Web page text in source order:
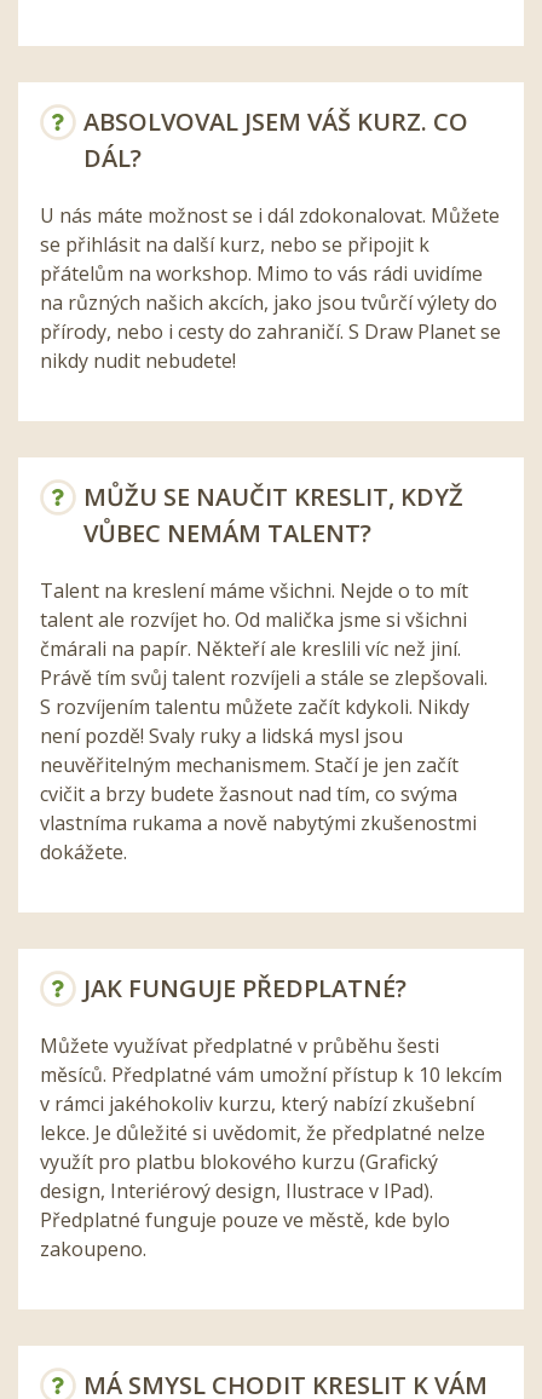
ABSOLVOVAL JSEM VÁŠ KURZ. CO
DÁL?
U nás máte možnost se i dál zdokonalovat. Můžete
se přihlásit na další kurz, nebo se připojit k
přátelům na workshop. Mimo to vás rádi uvidíme
na různých našich akcích, jako jsou tvůrčí výlety do
přírody, nebo i cesty do zahraničí. S Draw Planet se
nikdy nudit nebudete!
MŮŽU SE NAUČIT KRESLIT, KDYŽ
VŮBEC NEMÁM TALENT?
Talent na kreslení máme všichni. Nejde o to mít
talent ale rozvíjet ho. Od malička jsme si všichni
čmárali na papír. Někteří ale kreslili víc než jiní.
Právě tím svůj talent rozvíjeli a stále se zlepšovali.
S rozvíjením talentu můžete začít kdykoli. Nikdy
není pozdě! Svaly ruky a lidská mysl jsou
neuvěřitelným mechanismem. Stačí je jen začít
cvičit a brzy budete žasnout nad tím, co svýma
vlastníma rukama a nově nabytými zkušenostmi
dokážete.
JAK FUNGUJE PŘEDPLATNÉ?
Můžete využívat předplatné v průběhu šesti
měsíců. Předplatné vám umožní přístup k 10 lekcím
v rámci jakéhokoliv kurzu, který nabízí zkušební
lekce. Je důležité si uvědomit, že předplatné nelze
využít pro platbu blokového kurzu (Grafický
design, Interiérový design, Ilustrace v IPad).
Předplatné funguje pouze ve městě, kde bylo
zakoupeno.
MÁ SMYSL CHODIT KRESLIT K VÁM